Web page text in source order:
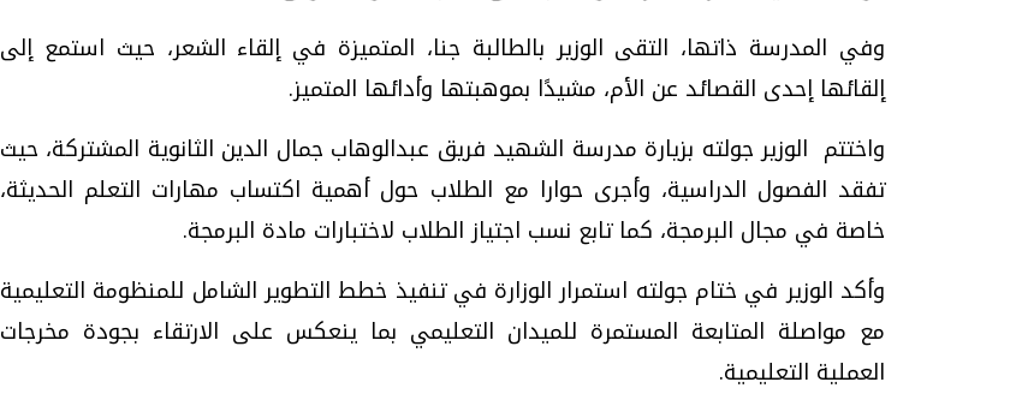
وفي المدرسة ذاتها، التقى الوزير بالطالبة جنا، المتميزة في إلقاء الشعر، حيث استمع إلى
إلقائها إحدى القصائد عن الأم، مشيدًا بموهبتها وأدائها المتميز.
واختتم الوزير جولته بزيارة مدرسة الشهيد فريق عبدالوهاب جمال الدين الثانوية المشتركة، حيث
تفقد الفصول الدراسية، وأجرى حوارا مع الطلاب حول أهمية اكتساب مهارات التعلم الحديثة،
خاصة في مجال البرمجة، كما تابع نسب اجتياز الطلاب لاختبارات مادة البرمجة.
وأكد الوزير في ختام جولته استمرار الوزارة في تنفيذ خطط التطوير الشامل للمنظومة التعليمية
مع مواصلة المتابعة المستمرة للميدان التعليمي بما ينعكس على الارتقاء بجودة مخرجات
العملية التعليمية.